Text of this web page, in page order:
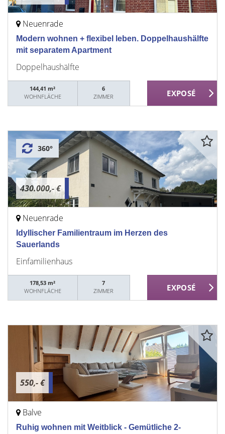
Neuenrade
Modern wohnen + flexibel leben. Doppelhaushälfte
mit separatem Apartment
Doppelhaushälfte
144,41 m²
WOHNFLÄCHE
6
ZIMMER
430.000,- €
360°
Neuenrade
Idyllischer Familientraum im Herzen des
Sauerlands
Einfamilienhaus
178,53 m²
WOHNFLÄCHE
7
ZIMMER
550,- €
Balve
Ruhig wohnen mit Weitblick - Gemütliche 2-